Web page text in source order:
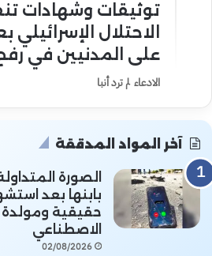
توثيقات وشهادات
الاحتلال الإسرائيلي
على المدنيين في
الادعاء لم ترد أنبا
آخر المواد المدققة
الصورة
بابنها بعد
حقيقية ومولدة
الاصطناعي
02/08/2026